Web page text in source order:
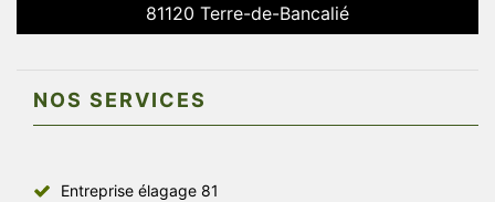
81120 Terre-de-Bancalié
NOS SERVICES
Entreprise élagage 81